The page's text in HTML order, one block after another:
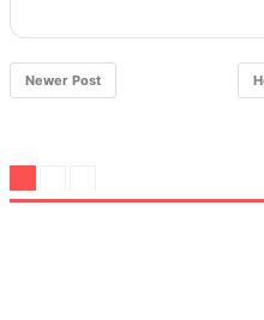
Newer Post